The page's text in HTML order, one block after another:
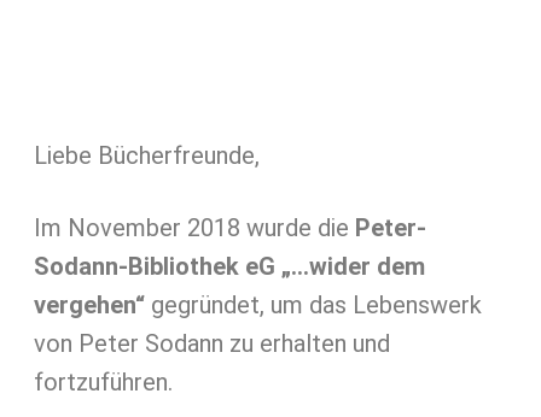
Aktuelles
Buchimpuls
Leseland DDR
Liebe Bücherfreunde,
Im November 2018 wurde die Peter-
Sodann-Bibliothek eG „…wider dem
vergehen“ gegründet, um das Lebenswerk
von Peter Sodann zu erhalten und
fortzuführen.